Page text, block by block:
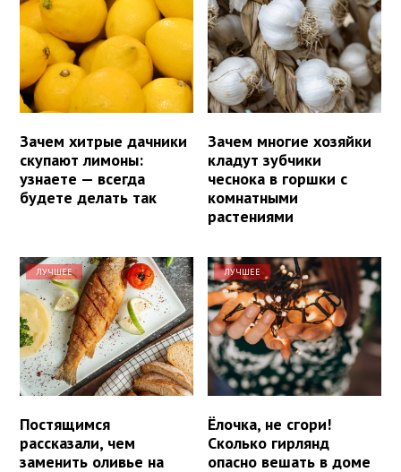
Зачем хитрые дачники
скупают лимоны:
узнаете — всегда
будете делать так
Зачем многие хозяйки
кладут зубчики
чеснока в горшки с
комнатными
растениями
ЛУЧШЕЕ
Постящимся
рассказали, чем
заменить оливье на
ЛУЧШЕЕ
Ёлочка, не сгори!
Сколько гирлянд
опасно вешать в доме